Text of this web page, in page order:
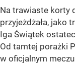
Na trawiaste korty
przyjeżdżała, jako
Iga Świątek
Od tamtej porażki
w oficjalnym